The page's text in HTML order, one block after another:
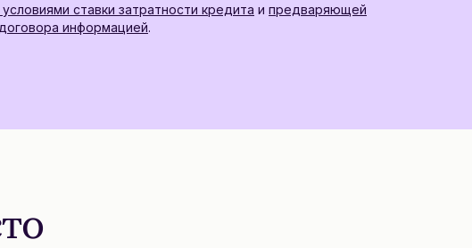
ставки затратности кредита и предваряющей
информацией.